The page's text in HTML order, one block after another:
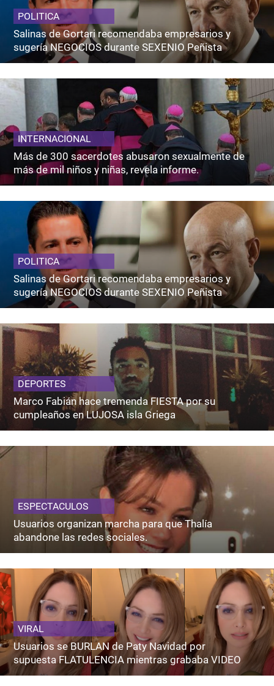
POLITICA
Salinas de Gortari recomendaba empresarios y
sugería NEGOCIOS durante SEXENIO Peñista
INTERNACIONAL
Más de 300 sacerdotes abusaron sexualmente de
más de mil niños y niñas, revela informe.
POLITICA
Salinas de Gortari recomendaba empresarios y
sugería NEGOCIOS durante SEXENIO Peñista
DEPORTES
Marco Fabián hace tremenda FIESTA por su
cumpleaños en LUJOSA isla Griega
ESPECTACULOS
Usuarios organizan marcha para que Thalía
abandone las redes sociales.
VIRAL
Usuarios se BURLAN de Paty Navidad por
supuesta FLATULENCIA mientras grababa VIDEO